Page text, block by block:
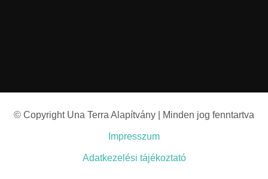
© Copyright Una Terra Alapítvány | Minden jog fenntartva
Impresszum
Adatkezelési tájékoztató